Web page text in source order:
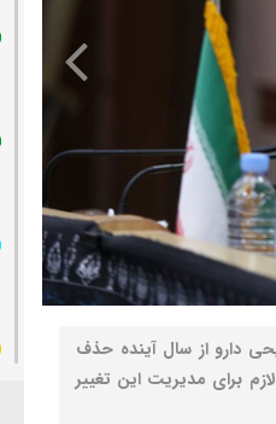
دارو از سال آینده حذف
برای مدیریت این تغییر